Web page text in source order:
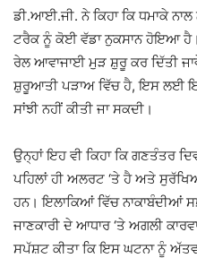
ਡੀ.ਆਈ.ਜੀ. ਨੇ ਕਿਹਾ ਕਿ ਧਮਾਕੇ
ਟਰੈਕ ਨੂੰ ਕੋਈ ਵੱਡਾ ਨੁਕਸਾਨ ਹੋਇਆ
ਰੇਲ ਆਵਾਜਾਈ ਮੁੜ ਸ਼ੁਰੂ ਕਰ ਦਿੱਤੀ
ਸ਼ੁਰੂਆਤੀ ਪੜਾਅ ਵਿੱਚ ਹੈ, ਇਸ ਲਈ
ਸਾਂਝੀ ਨਹੀਂ ਕੀਤੀ ਜਾ ਸਕਦੀ।
ਉਨ੍ਹਾਂ ਇਹ ਵੀ ਕਿਹਾ ਕਿ ਗਣਤੰਤਰ
ਪਹਿਲਾਂ ਹੀ ਅਲਰਟ ‘ਤੇ ਹੈ ਅਤੇ
ਹਨ। ਇਲਾਕਿਆਂ ਵਿੱਚ ਨਾਕਾਬੰਦੀਆਂ
ਜਾਣਕਾਰੀ ਦੇ ਆਧਾਰ ‘ਤੇ ਅਗਲੀ
ਸਪੱਸ਼ਟ ਕੀਤਾ ਕਿ ਇਸ ਘਟਨਾ ਨੂੰ